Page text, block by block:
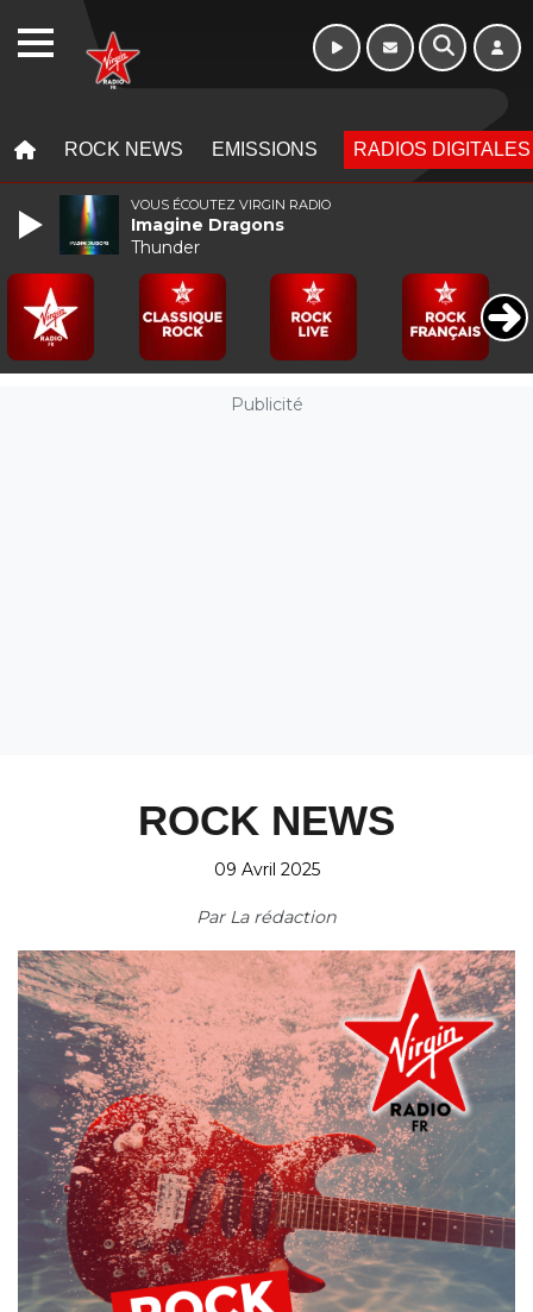
ROCK NEWS EMISSIONS RADIOS DIGITALES
Publicité
ROCK NEWS
09 Avril 2025
Par La rédaction
VOUS ÉCOUTEZ VIRGIN RADIO
Imagine Dragons
Thunder
WEBRADIO Morning - 6h à 10h